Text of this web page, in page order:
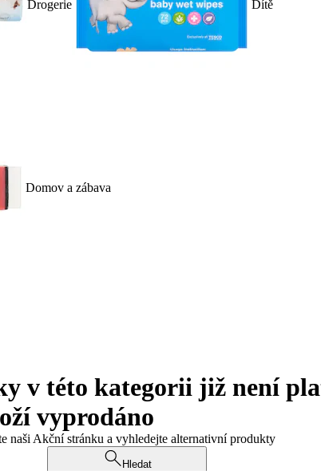
Drogerie Dítě
Domov a zábava
v této kategorii již není
vyprodáno
naši Akční stránku a vyhledejte alternativní produkty
Hledat